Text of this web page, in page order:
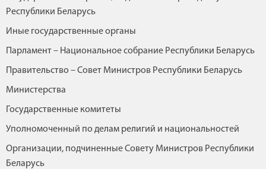
Республики Беларусь
Иные государственные органы
Парламент – Национальное собрание Республики Беларусь
Правительство – Совет Министров Республики Беларусь
Министерства
Государственные комитеты
Уполномоченный по делам религий и национальностей
Организации, подчиненные Совету Министров Республики
Беларусь